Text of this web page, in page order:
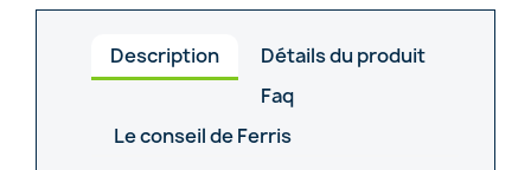
Description
Détails du produit
Faq
Le conseil de Ferris